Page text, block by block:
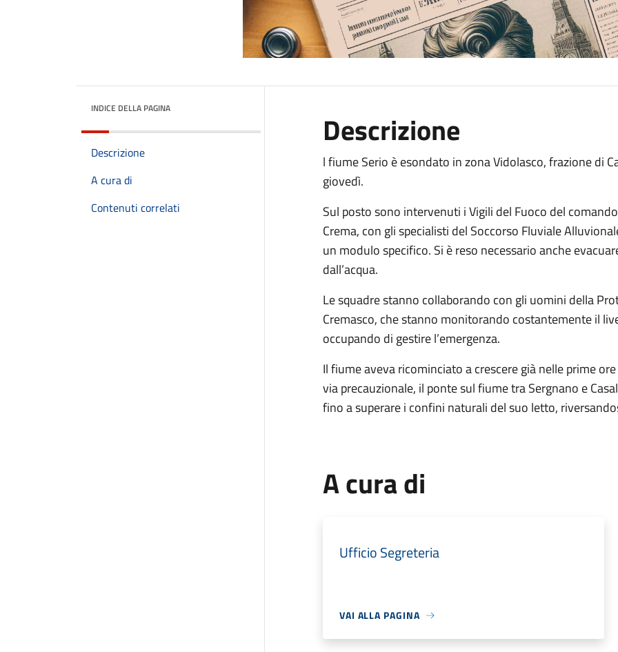
INDICE DELLA PAGINA
Descrizione
A cura di
Contenuti correlati
Descrizione
l fiume Serio è esondato in zona Vidolasco, frazione di
giovedì.
Sul posto sono intervenuti i Vigili del Fuoco del
Crema, con gli specialisti del Soccorso Fluviale
un modulo specifico. Si è reso necessario anche
dall’acqua.
Le squadre stanno collaborando con gli uomini della
Cremasco, che stanno monitorando costantemente il
occupando di gestire l’emergenza.
Il fiume aveva ricominciato a crescere già nelle prime
via precauzionale, il ponte sul fiume tra Sergnano e
fino a superare i confini naturali del suo letto,
A cura di
Ufficio Segreteria
VAI ALLA PAGINA